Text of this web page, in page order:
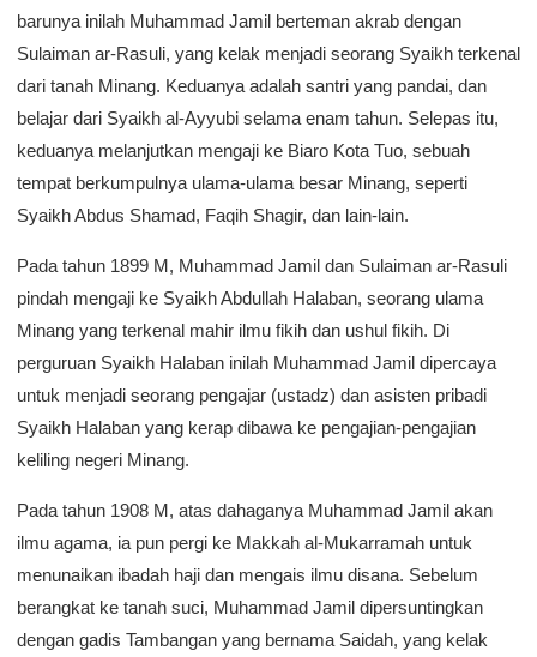
barunya inilah Muhammad Jamil berteman akrab dengan
Sulaiman ar-Rasuli, yang kelak menjadi seorang Syaikh terkenal
dari tanah Minang. Keduanya adalah santri yang pandai, dan
belajar dari Syaikh al-Ayyubi selama enam tahun. Selepas itu,
keduanya melanjutkan mengaji ke Biaro Kota Tuo, sebuah
tempat berkumpulnya ulama-ulama besar Minang, seperti
Syaikh Abdus Shamad, Faqih Shagir, dan lain-lain.
Pada tahun 1899 M, Muhammad Jamil dan Sulaiman ar-Rasuli
pindah mengaji ke Syaikh Abdullah Halaban, seorang ulama
Minang yang terkenal mahir ilmu fikih dan ushul fikih. Di
perguruan Syaikh Halaban inilah Muhammad Jamil dipercaya
untuk menjadi seorang pengajar (ustadz) dan asisten pribadi
Syaikh Halaban yang kerap dibawa ke pengajian-pengajian
keliling negeri Minang.
Pada tahun 1908 M, atas dahaganya Muhammad Jamil akan
ilmu agama, ia pun pergi ke Makkah al-Mukarramah untuk
menunaikan ibadah haji dan mengais ilmu disana. Sebelum
berangkat ke tanah suci, Muhammad Jamil dipersuntingkan
dengan gadis Tambangan yang bernama Saidah, yang kelak